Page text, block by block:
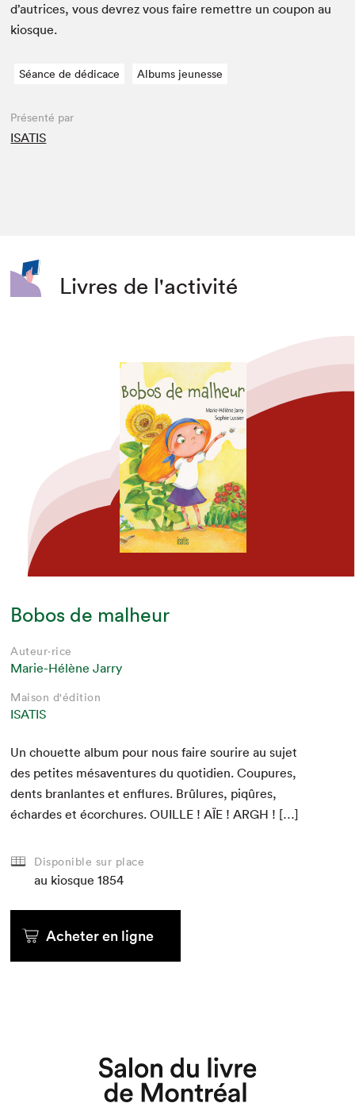
d’autrices, vous devrez vous faire remet­tre un coupon au
kiosque.
Séance de dédicace Albums jeunesse
Présenté par
ISATIS
Livres de l'activité
Bobos de malheur
Auteur·rice
Marie-Hélène Jarry
Maison d'édition
ISATIS
Un chou­ette album pour nous faire sourire au sujet
des petites mésaven­tures du quo­ti­di­en. Coupures,
dents bran­lantes et enflures. Brûlures, piqûres,
échard­es et écorchures.OUILLE !AÏE !ARGH ! […]
Disponible sur place
au kiosque 1854
Acheter en ligne